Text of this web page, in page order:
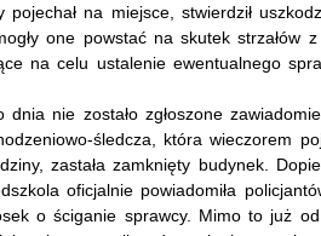
pojechał na miejsce, stwierdził
one powstać na skutek strzałów
na celu ustalenie ewentualnego
dnia nie zostało zgłoszone
śledcza, która wieczorem
zastała zamknięty budynek.
oficjalnie powiadomiła
o ściganie sprawcy. Mimo to już